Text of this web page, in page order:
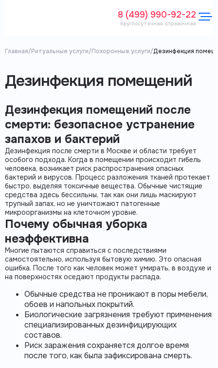
8 (499) 990-92-22
Круглосуточная справочная
Главная/Ритуальные услуги/Похоронные услуги/Дезинфекция
Дезинфекция помещений
Дезинфекция помещений после
смерти: безопасное устранение
запахов и бактерий
Дезинфекция после смерти в Москве и области требует
особого подхода. Когда в помещении происходит гибель
человека, возникает риск распространения опасных
бактерий и вирусов. Процесс разложения тканей протекает
быстро, выделяя токсичные вещества. Обычные чистящие
средства здесь бессильны, так как они лишь маскируют
трупный запах, но не уничтожают патогенные
микроорганизмы на клеточном уровне.
Почему обычная уборка
неэффективна
Многие пытаются справиться с последствиями
самостоятельно, используя бытовую химию. Это опасная
ошибка. После того как человек может умирать, в воздухе и
на поверхностях оседают продукты распада.
Обычные средства не проникают в поры мебели,
обоев и напольных покрытий.
Биологические загрязнения требуют применения
специализированныхдезинфицирующих
составов.
Риск заражения сохраняется долгое время
после того, как была зафиксирована смерть.